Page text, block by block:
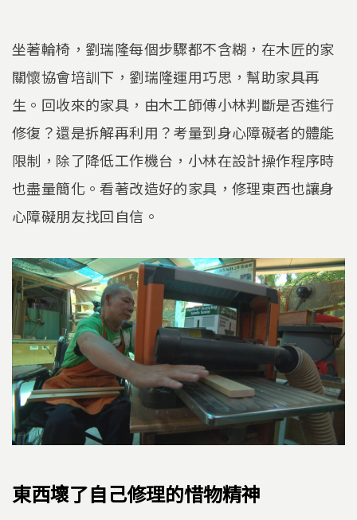
坐著輪椅，劉瑞隆每個步驟都不含糊，在木匠的家
關懷協會培訓下，劉瑞隆運用巧思，幫助家具再
生。回收來的家具，由木工師傅小林判斷是否進行
修復？還是拆解再利用？考量到身心障礙者的體能
限制，除了降低工作機台，小林在設計操作程序時
也盡量簡化。看著改造好的家具，修理東西也讓身
心障礙朋友找回自信。
東西壞了自己修理的惜物精神